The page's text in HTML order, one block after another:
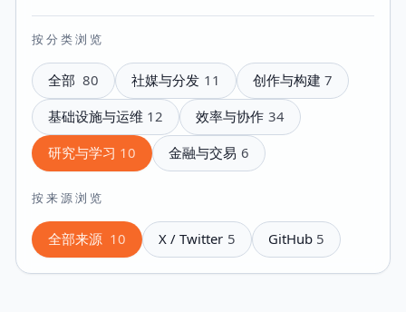
按分类浏览
全部 80 社媒与分发 11 创作与构建 7
基础设施与运维 12 效率与协作 34
研究与学习 10 金融与交易 6
按来源浏览
全部来源 10 X / Twitter 5 GitHub 5